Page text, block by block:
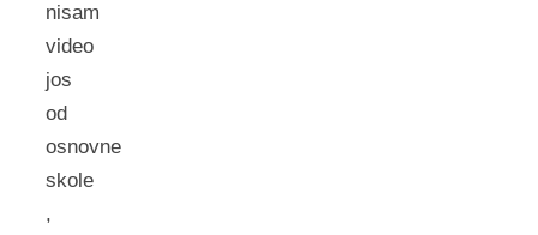
nisam
video
jos
od
osnovne
skole
,